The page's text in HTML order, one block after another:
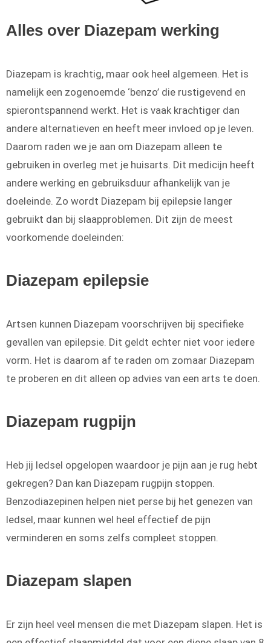
Alles over Diazepam werking
Diazepam is krachtig, maar ook heel algemeen. Het is
namelijk een zogenoemde ‘benzo’ die rustigevend en
spierontspannend werkt. Het is vaak krachtiger dan
andere alternatieven en heeft meer invloed op je leven.
Daarom raden we je aan om Diazepam alleen te
gebruiken in overleg met je huisarts. Dit medicijn heeft
andere werking en gebruiksduur afhankelijk van je
doeleinde. Zo wordt Diazepam bij epilepsie langer
gebruikt dan bij slaapproblemen. Dit zijn de meest
voorkomende doeleinden:
Diazepam epilepsie
Artsen kunnen Diazepam voorschrijven bij specifieke
gevallen van epilepsie. Dit geldt echter niet voor iedere
vorm. Het is daarom af te raden om zomaar Diazepam
te proberen en dit alleen op advies van een arts te doen.
Diazepam rugpijn
Heb jij ledsel opgelopen waardoor je pijn aan je rug hebt
gekregen? Dan kan Diazepam rugpijn stoppen.
Benzodiazepinen helpen niet perse bij het genezen van
ledsel, maar kunnen wel heel effectief de pijn
verminderen en soms zelfs compleet stoppen.
Diazepam slapen
Er zijn heel veel mensen die met Diazepam slapen. Het is